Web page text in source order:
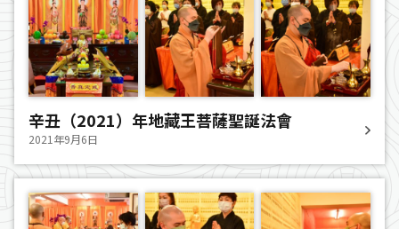
辛丑（2021）年地藏王菩薩聖誕法會
2021年9月6日